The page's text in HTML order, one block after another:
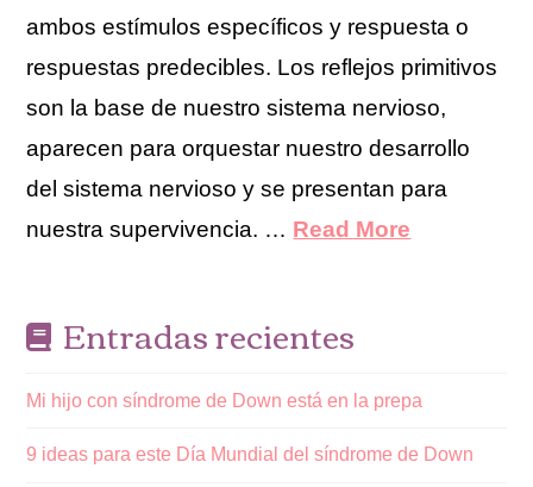
ambos estímulos específicos y respuesta o
respuestas predecibles. Los reflejos primitivos
son la base de nuestro sistema nervioso,
aparecen para orquestar nuestro desarrollo
del sistema nervioso y se presentan para
nuestra supervivencia. … Read More
Entradas recientes
Mi hijo con síndrome de Down está en la prepa
9 ideas para este Día Mundial del síndrome de Down